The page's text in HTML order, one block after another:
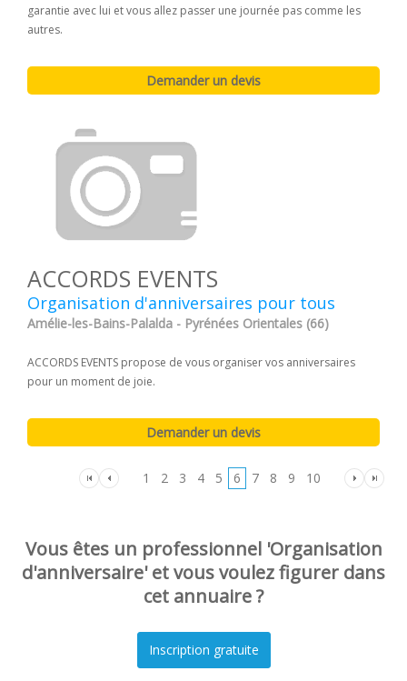
garantie avec lui et vous allez passer une journée pas comme les
autres.
ACCORDS EVENTS
Organisation d'anniversaires pour tous
Amélie-les-Bains-Palalda - Pyrénées Orientales (66)
ACCORDS EVENTS propose de vous organiser vos anniversaires
pour un moment de joie.
1 2 3 4 5 6 7 8 9 10
Vous êtes un professionnel 'Organisation
d'anniversaire' et vous voulez figurer dans
cet annuaire ?